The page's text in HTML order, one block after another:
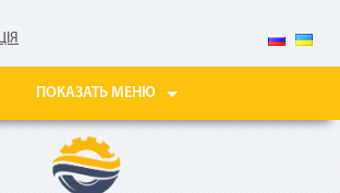
ПОКАЗАТЬ МЕНЮ
ИНН,
Покупайте товары
в рассрочку до 24